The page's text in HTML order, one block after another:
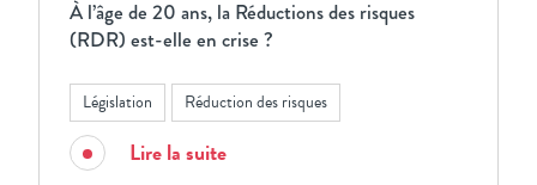
À l’âge de 20 ans, la Réductions des risques
(RDR) est-elle en crise ?
Législation Réduction des risques
Lire la suite